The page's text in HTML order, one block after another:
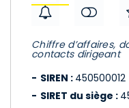
Chiffre d’affaires,
contacts dirigeant
SIREN : 450500012
SIRET du siège :